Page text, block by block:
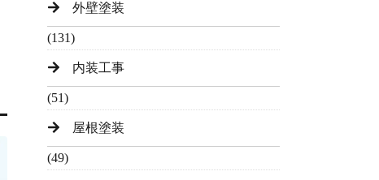
外壁塗装
(131)
内装工事
(51)
屋根塗装
(49)